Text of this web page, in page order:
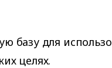
базу для
целях.